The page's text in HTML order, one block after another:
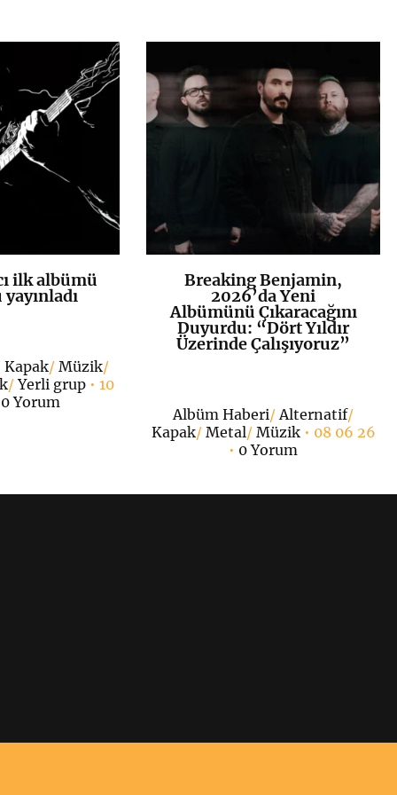
+ilk albümü
Kapak/ Müzik/
/Yerli grup • 10
0 Yorum
K+
Breaking Benjamin,
2026’da Yeni
Albümünü Çıkaracağını
Duyurdu: “Dört Yıldır
Üzerinde Çalışıyoruz”
Albüm Haberi/Alternatif/
Kapak/ Metal/ Müzik• 08 06 26
• 0 Yorum